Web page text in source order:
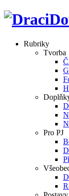
Rubriky
Tvorba
Pro PJ